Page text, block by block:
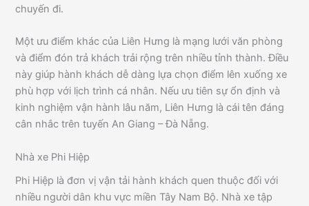
chuyến đi.
Một ưu điểm khác của Liên Hưng là mạng lưới văn phòng
và điểm đón trả khách trải rộng trên nhiều tỉnh thành. Điều
này giúp hành khách dễ dàng lựa chọn điểm lên xuống xe
phù hợp với lịch trình cá nhân. Nếu ưu tiên sự ổn định và
kinh nghiệm vận hành lâu năm, Liên Hưng là cái tên đáng
cân nhắc trên tuyến An Giang – Đà Nẵng.
Nhà xe Phi Hiệp
Phi Hiệp là đơn vị vận tải hành khách quen thuộc đối với
nhiều người dân khu vực miền Tây Nam Bộ. Nhà xe tập